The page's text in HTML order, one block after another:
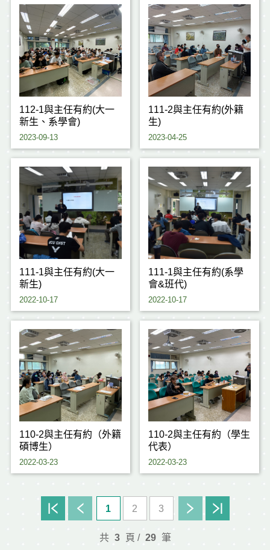
112-1與主任有約(大一
新生、系學會)
2023-09-13
111-2與主任有約(外籍
生)
2023-04-25
111-1與主任有約(大一
新生)
2022-10-17
111-1與主任有約(系學
會&班代)
2022-10-17
110-2與主任有約（外籍
碩博生）
2022-03-23
110-2與主任有約（學生
代表）
2022-03-23
1 2 3
共 3 頁 / 29 筆